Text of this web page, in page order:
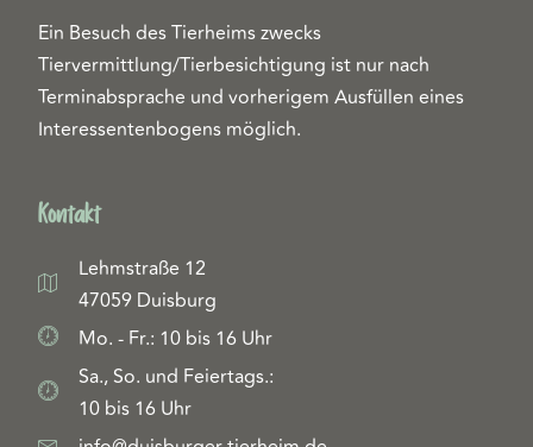
Ein Besuch des Tierheims zwecks
Tiervermittlung/Tierbesichtigung ist nur nach
Terminabsprache und vorherigem Ausfüllen eines
Interessentenbogens möglich.
Kontakt
Lehmstraße 12
47059 Duisburg
Mo. - Fr.: 10 bis 16 Uhr
Sa., So. und Feiertags.:
10 bis 16 Uhr